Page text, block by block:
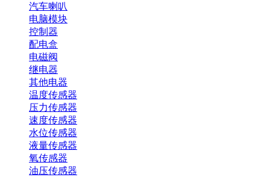
汽车喇叭
电脑模块
控制器
配电盒
电磁阀
继电器
其他电器
温度传感器
压力传感器
速度传感器
水位传感器
液量传感器
氧传感器
油压传感器